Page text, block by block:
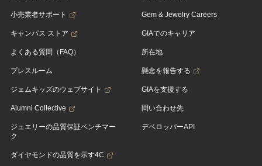
小売業者サポート
キャンパス ストア
よくある質問（FAQ）
プレスルーム
ジェムキッズのウェブサイト
Alumni Collective
ジュエリーの品質保証ベンチマー
ク
ダイヤモンドの品質を示す4C
Gem & Jewelry Careers
GIAでのキャリア
所在地
懸念を報告する
GIAを支援する
問い合わせ先
デベロッパーAPI